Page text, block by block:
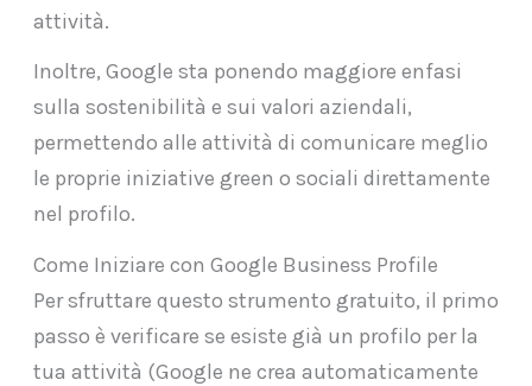
attività.
Inoltre, Google sta ponendo maggiore enfasi
sulla sostenibilità e sui valori aziendali,
permettendo alle attività di comunicare meglio
le proprie iniziative green o sociali direttamente
nel profilo.
Come Iniziare con Google Business Profile
Per sfruttare questo strumento gratuito, il primo
passo è verificare se esiste già un profilo per la
tua attività (Google ne crea automaticamente